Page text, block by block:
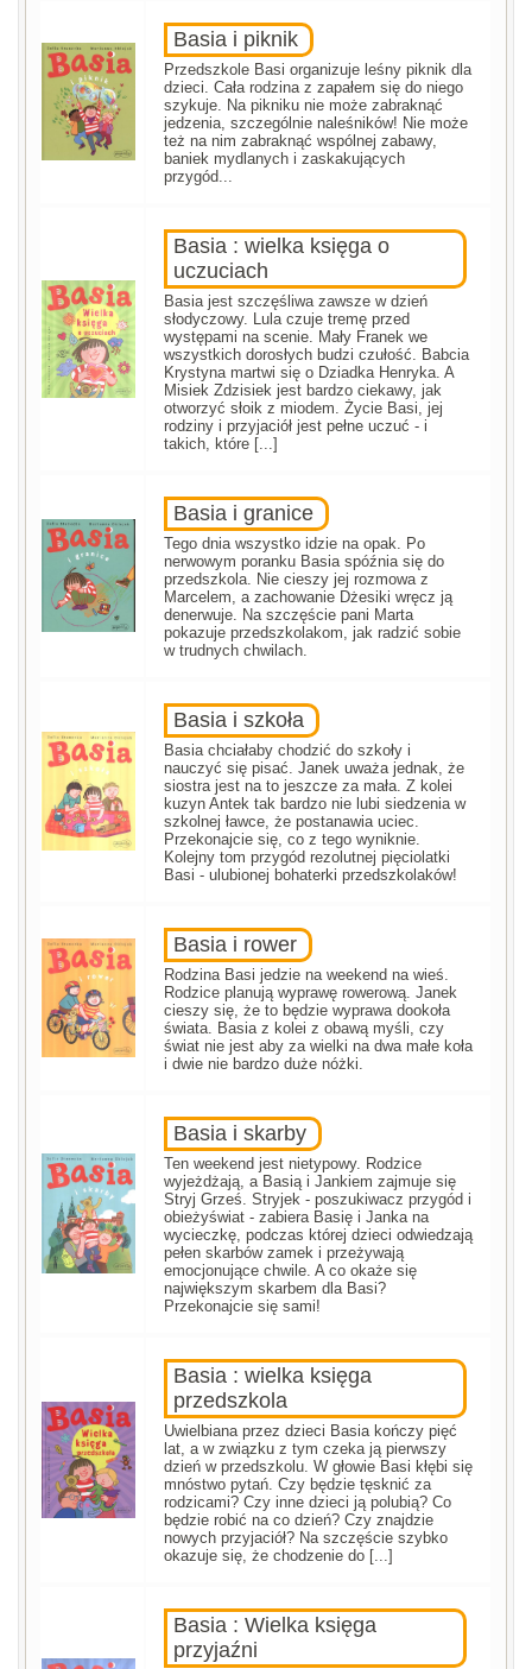
Basia i piknik
Przedszkole Basi organizuje leśny piknik dla
dzieci. Cała rodzina z zapałem się do niego
szykuje. Na pikniku nie może zabraknąć
jedzenia, szczególnie naleśników! Nie może
też na nim zabraknąć wspólnej zabawy,
baniek mydlanych i zaskakujących
przygód...
Basia : wielka księga o
uczuciach
Basia jest szczęśliwa zawsze w dzień
słodyczowy. Lula czuje tremę przed
występami na scenie. Mały Franek we
wszystkich dorosłych budzi czułość. Babcia
Krystyna martwi się o Dziadka Henryka. A
Misiek Zdzisiek jest bardzo ciekawy, jak
otworzyć słoik z miodem. Życie Basi, jej
rodziny i przyjaciół jest pełne uczuć - i
takich, które [...]
Basia i granice
Tego dnia wszystko idzie na opak. Po
nerwowym poranku Basia spóźnia się do
przedszkola. Nie cieszy jej rozmowa z
Marcelem, a zachowanie Dżesiki wręcz ją
denerwuje. Na szczęście pani Marta
pokazuje przedszkolakom, jak radzić sobie
w trudnych chwilach.
Basia i szkoła
Basia chciałaby chodzić do szkoły i
nauczyć się pisać. Janek uważa jednak, że
siostra jest na to jeszcze za mała. Z kolei
kuzyn Antek tak bardzo nie lubi siedzenia w
szkolnej ławce, że postanawia uciec.
Przekonajcie się, co z tego wyniknie.
Kolejny tom przygód rezolutnej pięciolatki
Basi - ulubionej bohaterki przedszkolaków!
Basia i rower
Rodzina Basi jedzie na weekend na wieś.
Rodzice planują wyprawę rowerową. Janek
cieszy się, że to będzie wyprawa dookoła
świata. Basia z kolei z obawą myśli, czy
świat nie jest aby za wielki na dwa małe koła
i dwie nie bardzo duże nóżki.
Basia i skarby
Ten weekend jest nietypowy. Rodzice
wyjeżdżają, a Basią i Jankiem zajmuje się
Stryj Grześ. Stryjek - poszukiwacz przygód i
obieżyświat - zabiera Basię i Janka na
wycieczkę, podczas której dzieci odwiedzają
pełen skarbów zamek i przeżywają
emocjonujące chwile. A co okaże się
największym skarbem dla Basi?
Przekonajcie się sami!
Basia : wielka księga
przedszkola
Uwielbiana przez dzieci Basia kończy pięć
lat, a w związku z tym czeka ją pierwszy
dzień w przedszkolu. W głowie Basi kłębi się
mnóstwo pytań. Czy będzie tęsknić za
rodzicami? Czy inne dzieci ją polubią? Co
będzie robić na co dzień? Czy znajdzie
nowych przyjaciół? Na szczęście szybko
okazuje się, że chodzenie do [...]
Basia : Wielka księga
przyjaźni